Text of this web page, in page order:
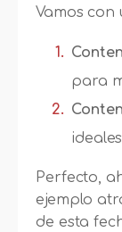
Vamos con
para
Perfecto,
ejemplo
de esta